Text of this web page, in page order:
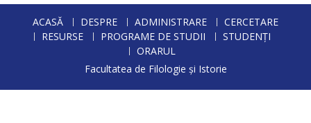
ACASĂ DESPRE ADMINISTRARE
CERCETARE
RESURSE
PROGRAME DE STUDII
STUDENȚI
ORARUL
Facultatea de Filologie și Istorie